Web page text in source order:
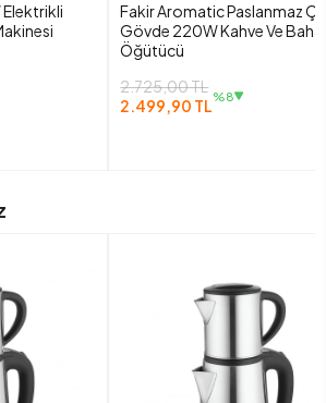
Fakir Aromatic Paslanmaz
Gövde 220W Kahve Ve
Öğütücü
2.725,00 TL
2.499,90 TL%8